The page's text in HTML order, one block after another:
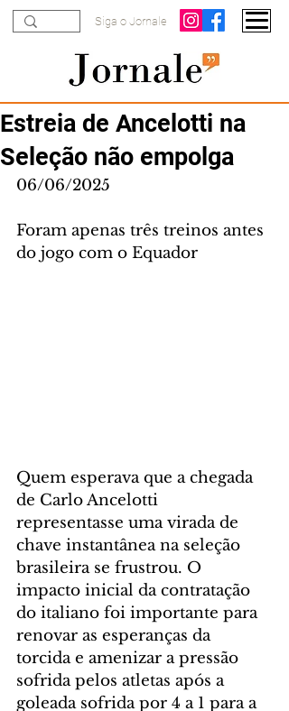
Siga o Jornale
Estreia de Ancelotti na
Seleção não empolga
06/06/2025
Foram apenas três treinos antes
do jogo com o Equador
Quem esperava que a chegada
de Carlo Ancelotti
representasse uma virada de
chave instantânea na seleção
brasileira se frustrou. O
impacto inicial da contratação
do italiano foi importante para
renovar as esperanças da
torcida e amenizar a pressão
sofrida pelos atletas após a
goleada sofrida por 4 a 1 para a